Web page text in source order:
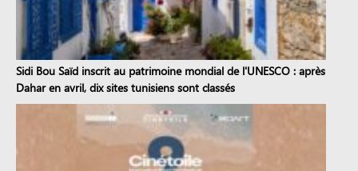
Sidi Bou Saïd inscrit au patrimoine mondial de l'UNESCO : après
Dahar en avril, dix sites tunisiens sont classés